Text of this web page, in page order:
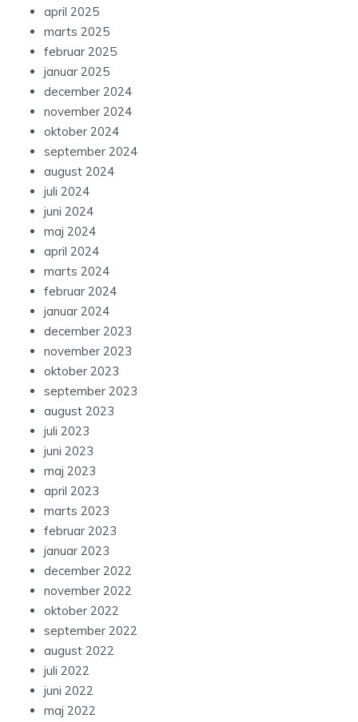
april 2025
marts 2025
februar 2025
januar 2025
december 2024
november 2024
oktober 2024
september 2024
august 2024
juli 2024
juni 2024
maj 2024
april 2024
marts 2024
februar 2024
januar 2024
december 2023
november 2023
oktober 2023
september 2023
august 2023
juli 2023
juni 2023
maj 2023
april 2023
marts 2023
februar 2023
januar 2023
december 2022
november 2022
oktober 2022
september 2022
august 2022
juli 2022
juni 2022
maj 2022